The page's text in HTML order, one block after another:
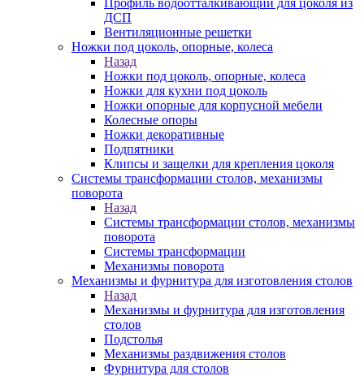
Профиль водоотталкивающий для цоколя из
ДСП
Вентиляционные решетки
Ножки под цоколь, опорные, колеса
Назад
Ножки под цоколь, опорные, колеса
Ножки для кухни под цоколь
Ножки опорные для корпусной мебели
Колесные опоры
Ножки декоративные
Подпятники
Клипсы и защелки для крепления цоколя
Системы трансформации столов, механизмы
поворота
Назад
Системы трансформации столов, механизмы
поворота
Системы трансформации
Механизмы поворота
Механизмы и фурнитура для изготовления столов
Назад
Механизмы и фурнитура для изготовления
столов
Подстолья
Механизмы раздвижения столов
Фурнитура для столов